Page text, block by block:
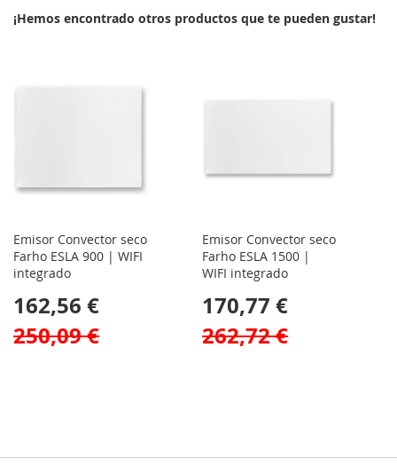
¡Hemos encontrado otros productos que te pueden gustar!
Emisor Convector seco
Farho ESLA 900 | WIFI
integrado
162,56 €
250,09 €
Emisor Convector seco
Farho ESLA 1500 |
WIFI integrado
170,77 €
262,72 €